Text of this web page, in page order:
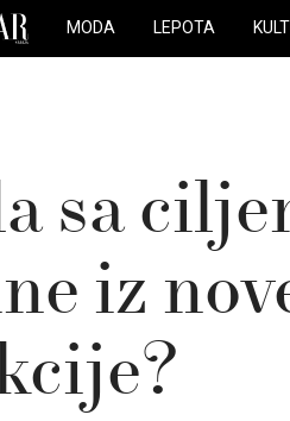
MODA LEPOTA
sa
iz